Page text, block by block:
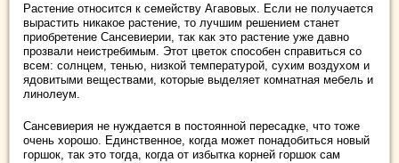
Растение относится к семейству Агавовых. Если не получается
вырастить никакое растение, то лучшим решением станет
приобретение Сансевиерии, так как это растение уже давно
прозвали неистребимым. Этот цветок способен справиться со
всем: солнцем, тенью, низкой температурой, сухим воздухом и
ядовитыми веществами, которые выделяет комнатная мебель и
линолеум.
Сансевиерия не нуждается в постоянной пересадке, что тоже
очень хорошо. Единственное, когда может понадобиться новый
горшок, так это тогда, когда от избытка корней горшок сам